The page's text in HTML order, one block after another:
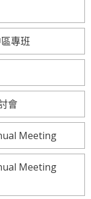
專班
會
Meeting
Meeting